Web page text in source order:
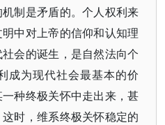
制是矛盾的。个人权利来
中对上帝的信仰和认知理
会的诞生，是自然法向个
成为现代社会最基本的价
种终极关怀中走出来，甚
时，维系终极关怀稳定的